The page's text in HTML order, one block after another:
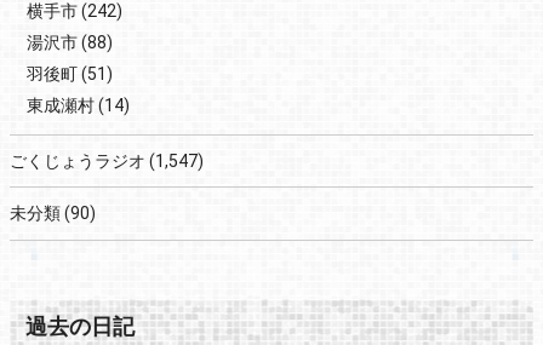
横手市(242)
湯沢市(88)
羽後町(51)
東成瀬村(14)
ごくじょうラジオ (1,547)
未分類(90)
過去の日記